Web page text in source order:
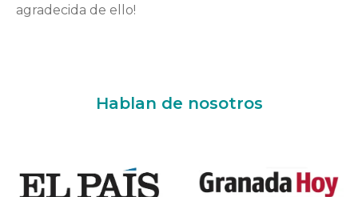
agradecida de ello!
Hablan de nosotros